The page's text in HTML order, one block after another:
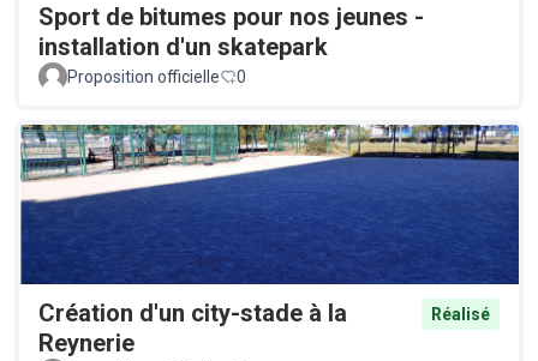
Sport de bitumes pour nos jeunes -
installation d'un skatepark
Proposition officielle 0
Création d'un city-stade à la
Reynerie
Réalisé